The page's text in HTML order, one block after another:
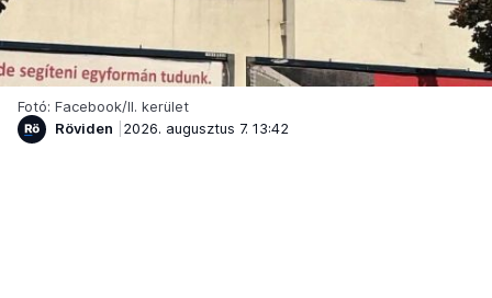
Fotó: Facebook/II. kerület
Röviden
2026. augusztus 7. 13:42